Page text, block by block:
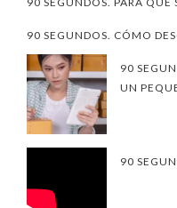
90 SEGUNDOS. CÓMO
90
UN
90